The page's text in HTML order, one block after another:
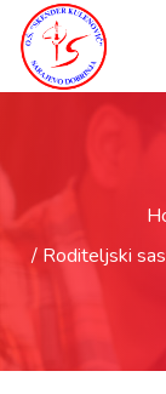
Roditeljski